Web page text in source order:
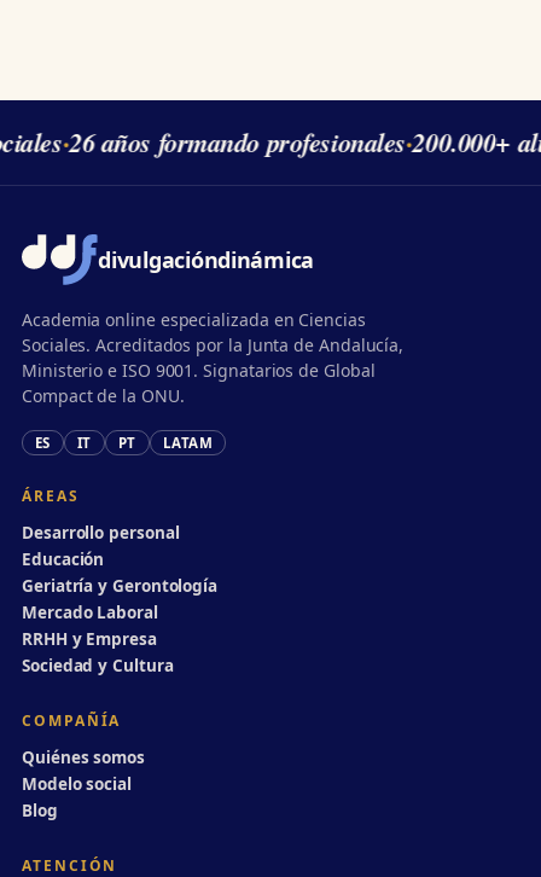
·26 años formando profesionales·200.000+
divulgacióndinámica
Academia online especializada en Ciencias
Sociales. Acreditados por la Junta de Andalucía,
Ministerio e ISO 9001. Signatarios de Global
Compact de la ONU.
ES IT PT LATAM
ÁREAS
Desarrollo personal
Educación
Geriatría y Gerontología
Mercado Laboral
RRHH y Empresa
Sociedad y Cultura
COMPAÑÍA
Quiénes somos
Modelo social
Blog
ATENCIÓN